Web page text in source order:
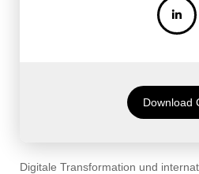
Download
Digitale Transformation und